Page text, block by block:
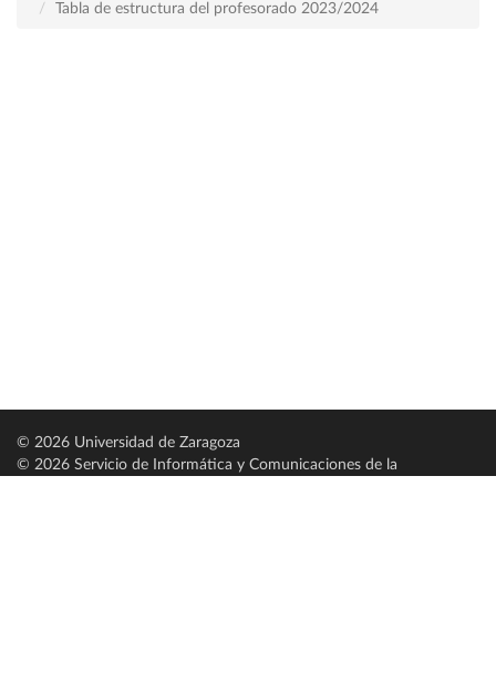
Tabla de estructura del profesorado 2023/2024
© 2026 Universidad de Zaragoza
© 2026 Servicio de Informática y Comunicaciones de la